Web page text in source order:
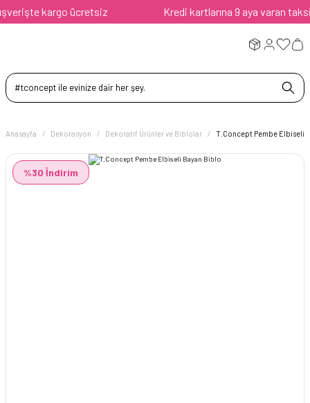
kargo ücretsiz Kredi kartlarına 9 aya varan taksit
Anasayfa Dekorasyon Dekoratif Ürünler ve Biblolar T.Concept Pembe Elbiseli
%30 İndirim